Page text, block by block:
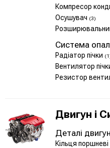
Компресор
Осушувач (3)
Система
Радіатор пічки
Вентилятор
Резистор
Двигун і
Деталі
Кільця поршневі